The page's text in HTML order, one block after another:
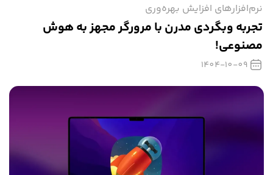
نرم‌افزارهای افزایش بهره‌وری
تجربه وبگردی مدرن با مرورگر مجهز به هوش
مصنوعی!
1404-10-09